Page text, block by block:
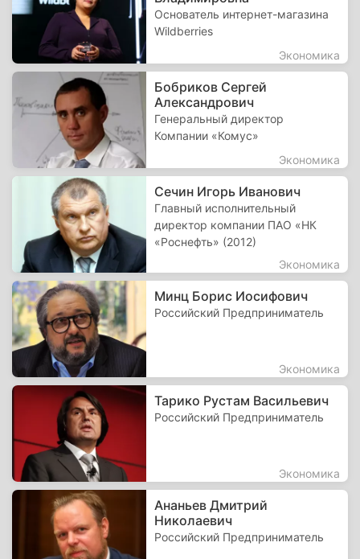
Основатель интернет-магазина
Wildberries
Экономика
Бобриков Сергей
Александрович
Генеральный директор
Компании «Комус»
Экономика
Сечин Игорь Иванович
Главный исполнительный
директор компании ПАО «НК
«Роснефть» (2012)
Экономика
Минц Борис Иосифович
Российский Предприниматель
Экономика
Тарико Рустам Васильевич
Российский Предприниматель
Экономика
Ананьев Дмитрий
Николаевич
Российский Предприниматель